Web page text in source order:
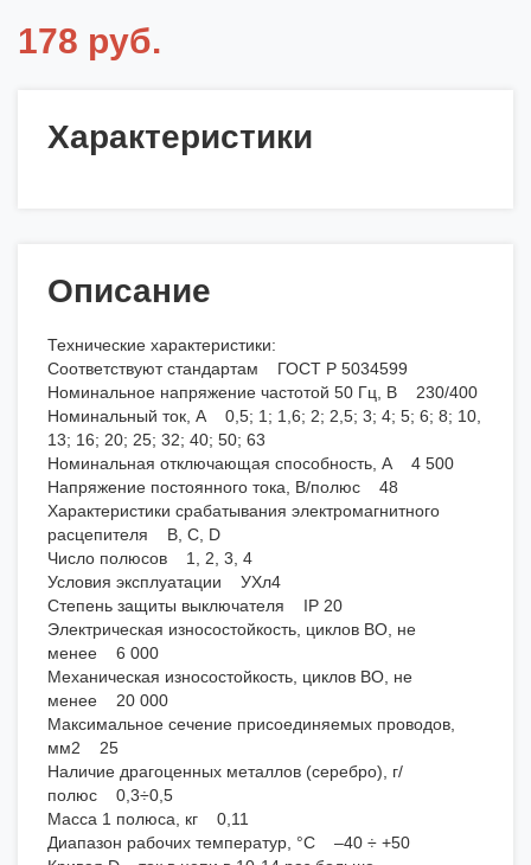
178 руб.
Характеристики
Описание
Технические характеристики:
Соответствуют стандартам ГОСТ Р 5034599
Номинальное напряжение частотой 50 Гц, В 230/400
Номинальный ток, А 0,5; 1; 1,6; 2; 2,5; 3; 4; 5; 6; 8; 10,
13; 16; 20; 25; 32; 40; 50; 63
Номинальная отключающая способность, А 4 500
Напряжение постоянного тока, В/полюс 48
Характеристики срабатывания электромагнитного
расцепителя В, С, D
Число полюсов 1, 2, 3, 4
Условия эксплуатации УХл4
Степень защиты выключателя IP 20
Электрическая износостойкость, циклов ВО, не
менее 6 000
Механическая износостойкость, циклов ВО, не
менее 20 000
Максимальное сечение присоединяемых проводов,
мм2 25
Наличие драгоценных металлов (серебро), г/
полюс 0,3÷0,5
Масса 1 полюса, кг 0,11
Диапазон рабочих температур, °С –40 ÷ +50